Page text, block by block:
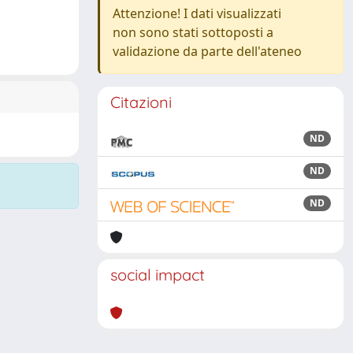
Attenzione! I dati visualizzati
non sono stati sottoposti a
validazione da parte dell'ateneo
Citazioni
ND
ND
ND
social impact